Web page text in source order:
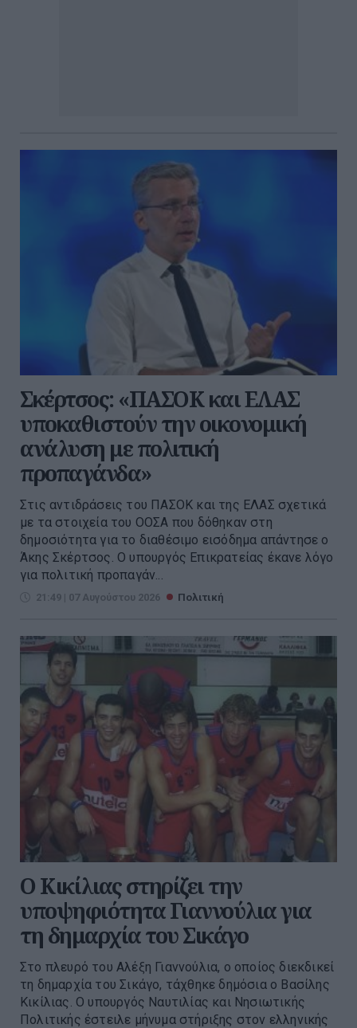
Σκέρτσος: «ΠΑΣΟΚ και ΕΛΑΣ
υποκαθιστούν την οικονομική
ανάλυση με πολιτική
προπαγάνδα»
Στις αντιδράσεις του ΠΑΣΟΚ και της ΕΛΑΣ σχετικά
με τα στοιχεία του ΟΟΣΑ που δόθηκαν στη
δημοσιότητα για το διαθέσιμο εισόδημα απάντησε ο
Άκης Σκέρτσος. Ο υπουργός Επικρατείας έκανε λόγο
για πολιτική προπαγάν...
21:49 | 07 Αυγούστου 2026 Πολιτική
Ο Κικίλιας στηρίζει την
υποψηφιότητα Γιαννούλια για
τη δημαρχία του Σικάγο
Στο πλευρό του Αλέξη Γιαννούλια, ο οποίος διεκδικεί
τη δημαρχία του Σικάγο, τάχθηκε δημόσια ο Βασίλης
Κικίλιας. Ο υπουργός Ναυτιλίας και Νησιωτικής
Πολιτικής έστειλε μήνυμα στήριξης στον ελληνικής